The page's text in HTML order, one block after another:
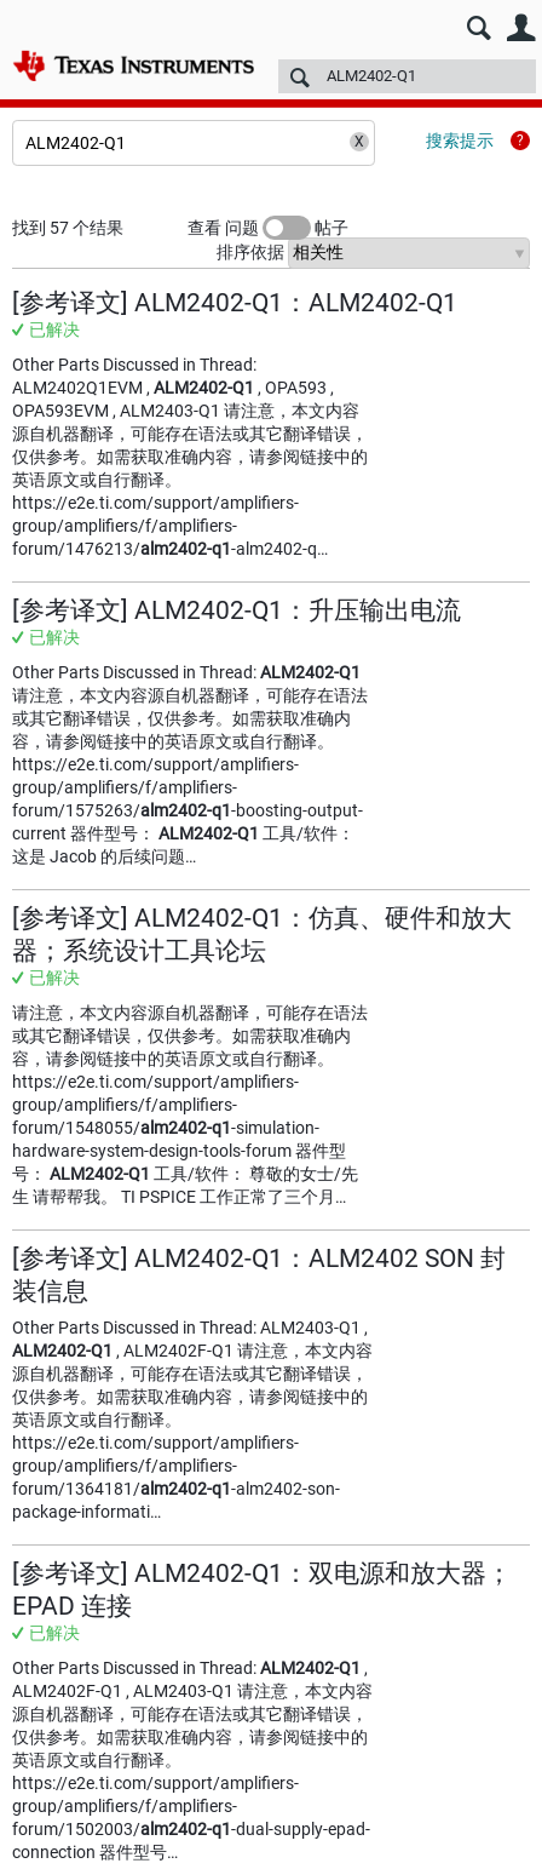
E2E™ 中文设计支持 > 技术文章 TI 培训
搜索提示
找到 57 个结果 查看 问题
帖子
排序依据
[参考译文] ALM2402-Q1：ALM2402-Q1
已解决
Other Parts Discussed in Thread:
ALM2402Q1EVM , ALM2402-Q1 , OPA593 ,
OPA593EVM , ALM2403-Q1 请注意，本文内容
源自机器翻译，可能存在语法或其它翻译错误，
仅供参考。如需获取准确内容，请参阅链接中的
英语原文或自行翻译。
https://e2e.ti.com/support/amplifiers-
group/amplifiers/f/amplifiers-
forum/1476213/alm2402-q1-alm2402-q…
[参考译文] ALM2402-Q1：升压输出电流
已解决
Other Parts Discussed in Thread:ALM2402-Q1
请注意，本文内容源自机器翻译，可能存在语法
或其它翻译错误，仅供参考。如需获取准确内
容，请参阅链接中的英语原文或自行翻译。
https://e2e.ti.com/support/amplifiers-
group/amplifiers/f/amplifiers-
forum/1575263/alm2402-q1-boosting-output-
current 器件型号： ALM2402-Q1 工具/软件：
这是 Jacob 的后续问题…
[参考译文] ALM2402-Q1：仿真、硬件和放大
器；系统设计工具论坛
已解决
请注意，本文内容源自机器翻译，可能存在语法
或其它翻译错误，仅供参考。如需获取准确内
容，请参阅链接中的英语原文或自行翻译。
https://e2e.ti.com/support/amplifiers-
group/amplifiers/f/amplifiers-
forum/1548055/alm2402-q1-simulation-
hardware-system-design-tools-forum 器件型
号： ALM2402-Q1 工具/软件： 尊敬的女士/先
生 请帮帮我。 TI PSPICE 工作正常了三个月…
[参考译文] ALM2402-Q1：ALM2402 SON 封
装信息
Other Parts Discussed in Thread: ALM2403-Q1 ,
ALM2402-Q1 , ALM2402F-Q1 请注意，本文内容
源自机器翻译，可能存在语法或其它翻译错误，
仅供参考。如需获取准确内容，请参阅链接中的
英语原文或自行翻译。
https://e2e.ti.com/support/amplifiers-
group/amplifiers/f/amplifiers-
forum/1364181/alm2402-q1-alm2402-son-
package-informati…
[参考译文] ALM2402-Q1：双电源和放大器；
EPAD 连接
已解决
Other Parts Discussed in Thread:ALM2402-Q1 ,
ALM2402F-Q1 , ALM2403-Q1 请注意，本文内容
源自机器翻译，可能存在语法或其它翻译错误，
仅供参考。如需获取准确内容，请参阅链接中的
英语原文或自行翻译。
https://e2e.ti.com/support/amplifiers-
group/amplifiers/f/amplifiers-
forum/1502003/alm2402-q1-dual-supply-epad-
connection 器件型号…